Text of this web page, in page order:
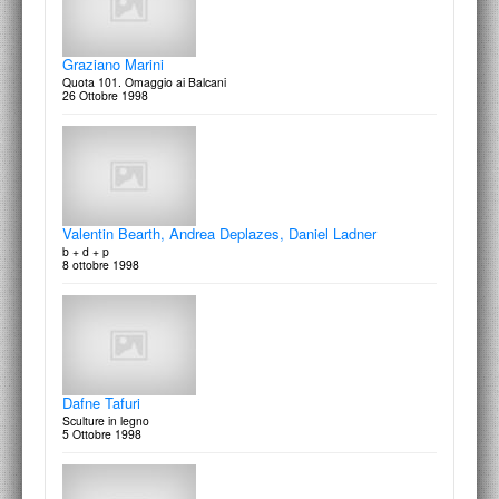
Progeti di Architettura del Paesaggio
Mario Asnago e Claudio Vender
Nicola Di Battista
Verso una architettura d'oggi
Carlo Lococo
Una casa con gli artisti: Roberto Almagno, Maria Dompè, Eliseo
Graziano Marini
Quota 101. Omaggio ai Balcani
26 Ottobre 1998
Valentin Bearth, Andrea Deplazes, Daniel Ladner
b + d + p
8 ottobre 1998
Dafne Tafuri
Sculture in legno
5 Ottobre 1998